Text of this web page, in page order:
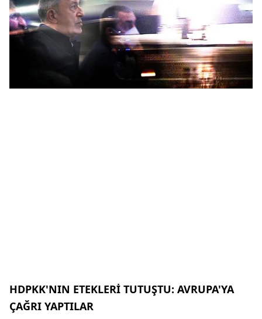
HDPKK'NIN ETEKLERİ TUTUŞTU: AVRUPA'YA
ÇAĞRI YAPTILAR